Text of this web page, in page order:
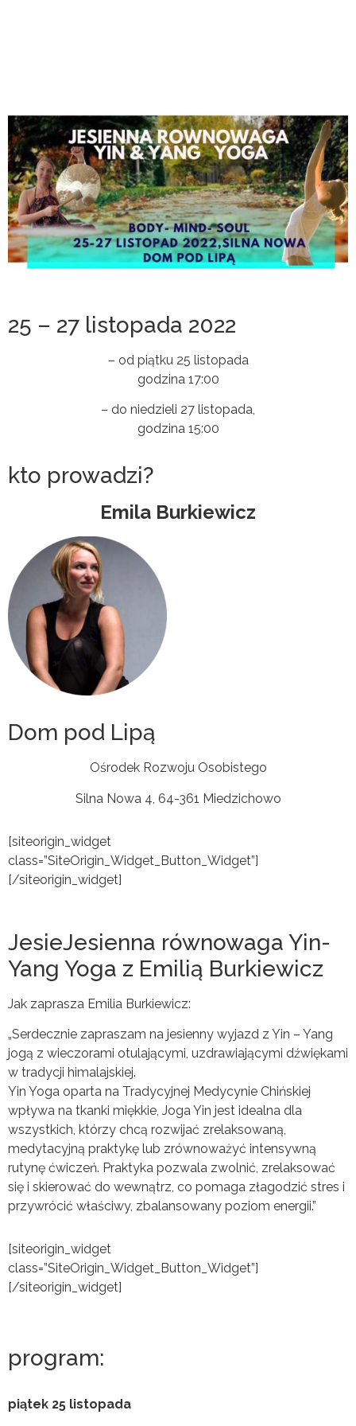
25 – 27 listopada 2022
– od piątku 25 listopada
godzina 17:00
– do niedzieli 27 listopada,
godzina 15:00
kto prowadzi?
Emila Burkiewicz
Dom pod Lipą
Ośrodek Rozwoju Osobistego
Silna Nowa 4, 64-361 Miedzichowo
[siteorigin_widget
class=”SiteOrigin_Widget_Button_Widget”]
[/siteorigin_widget]
JesieJesienna równowaga Yin-
Yang Yoga z Emilią Burkiewicz
Jak zaprasza Emilia Burkiewicz:
„Serdecznie zapraszam na jesienny wyjazd z Yin – Yang
jogą z wieczorami otulającymi, uzdrawiającymi dźwiękami
w tradycji himalajskiej.
Yin Yoga oparta na Tradycyjnej Medycynie Chińskiej
wpływa na tkanki miękkie, Joga Yin jest idealna dla
wszystkich, którzy chcą rozwijać zrelaksowaną,
medytacyjną praktykę lub zrównoważyć intensywną
rutynę ćwiczeń. Praktyka pozwala zwolnić, zrelaksować
się i skierować do wewnątrz, co pomaga złagodzić stres i
przywrócić właściwy, zbalansowany poziom energii.”
[siteorigin_widget
class=”SiteOrigin_Widget_Button_Widget”]
[/siteorigin_widget]
program:
piątek 25 listopada